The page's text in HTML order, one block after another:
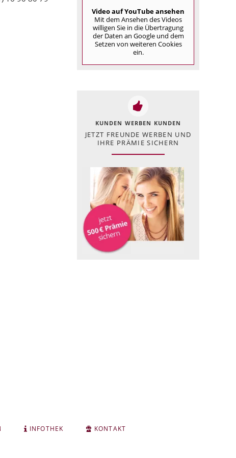
Video auf YouTube ansehen
Mit dem Ansehen des Videos
willigen Sie in die Übertragung
der Daten an Google und dem
Setzen von weiteren Cookies
ein.
KUNDEN WERBEN KUNDEN
JETZT FREUNDE WERBEN UND
IHRE PRÄMIE SICHERN
INFOTHEK
KONTAKT